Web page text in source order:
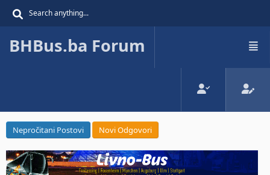
BHBus.ba Forum
Nepročitani Postovi Novi Odgovori